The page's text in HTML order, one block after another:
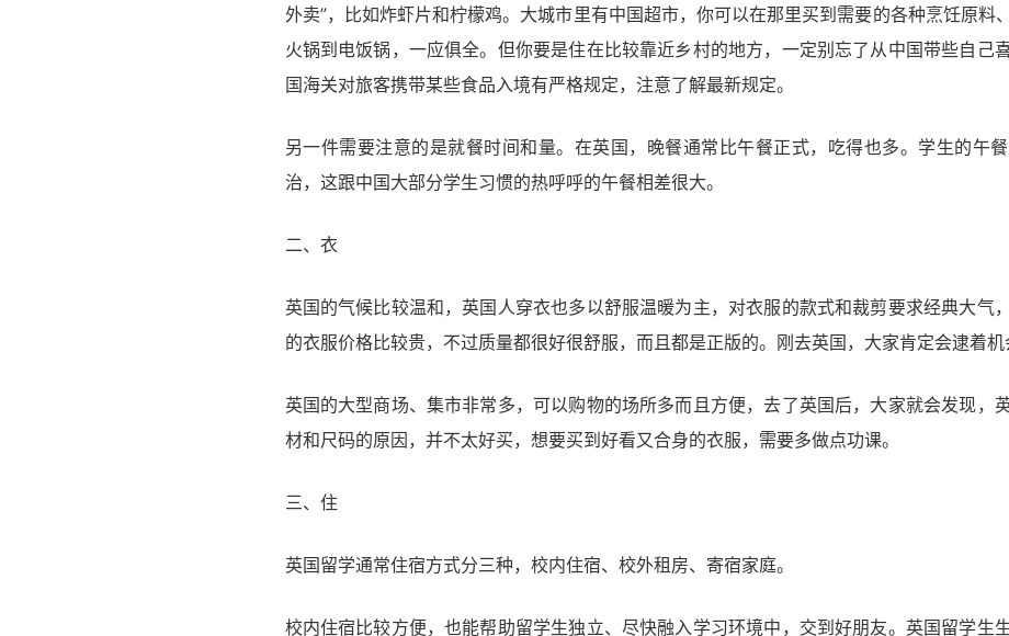
外卖”，比如炸虾片和柠檬鸡。大城市里有中国超市，你可以在那里买到需要的各种烹饪原料
火锅到电饭锅，一应俱全。但你要是住在比较靠近乡村的地方，一定别忘了从中国带些自己
国海关对旅客携带某些食品入境有严格规定，注意了解最新规定。
另一件需要注意的是就餐时间和量。在英国，晚餐通常比午餐正式，吃得也多。学生的午
治，这跟中国大部分学生习惯的热呼呼的午餐相差很大。
二、衣
英国的气候比较温和，英国人穿衣也多以舒服温暖为主，对衣服的款式和裁剪要求经典大气
的衣服价格比较贵，不过质量都很好很舒服，而且都是正版的。刚去英国，大家肯定会逮着机
英国的大型商场、集市非常多，可以购物的场所多而且方便，去了英国后，大家就会发现，
材和尺码的原因，并不太好买，想要买到好看又合身的衣服，需要多做点功课。
三、住
英国留学通常住宿方式分三种，校内住宿、校外租房、寄宿家庭。
校内住宿比较方便，也能帮助留学生独立、尽快融入学习环境中，交到好朋友。英国留学生